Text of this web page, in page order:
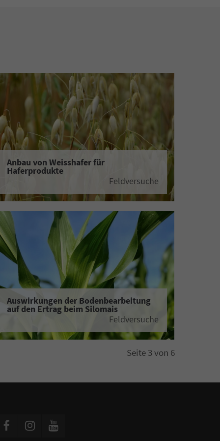
Anbau von Weisshafer für
Haferprodukte
Feldversuche
Auswirkungen der Bodenbearbeitung
auf den Ertrag beim Silomais
Feldversuche
Seite 3 von 6